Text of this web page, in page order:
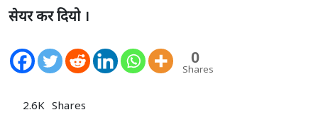
सेयर कर दियो ।
0
Shares
2.6K Shares